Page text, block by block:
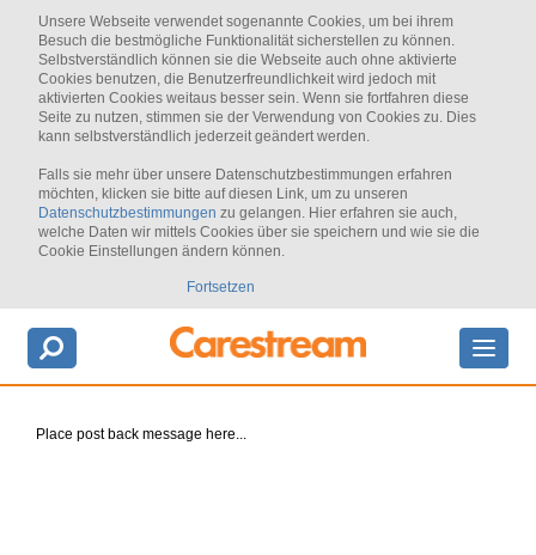
Fortsetzen
Unsere Webseite verwendet sogenannte Cookies, um bei ihrem
Besuch die bestmögliche Funktionalität sicherstellen zu können.
Selbstverständlich können sie die Webseite auch ohne aktivierte
Cookies benutzen, die Benutzerfreundlichkeit wird jedoch mit
aktivierten Cookies weitaus besser sein. Wenn sie fortfahren diese
Seite zu nutzen, stimmen sie der Verwendung von Cookies zu. Dies
kann selbstverständlich jederzeit geändert werden.
Falls sie mehr über unsere Datenschutzbestimmungen erfahren
möchten, klicken sie bitte auf diesen Link, um zu unseren
Datenschutzbestimmungen zu gelangen. Hier erfahren sie auch,
welche Daten wir mittels Cookies über sie speichern und wie sie die
Cookie Einstellungen ändern können.
Place post back message here...